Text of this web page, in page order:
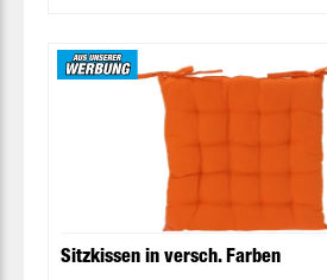
Sitzkissen in versch. Farben